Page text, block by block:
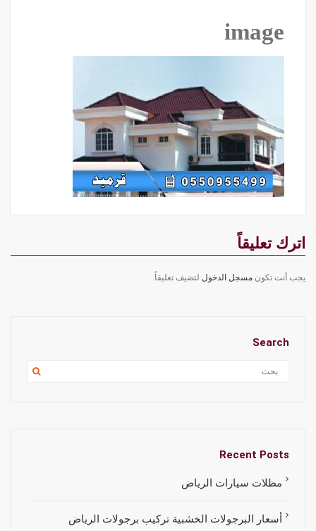
image
اترك تعليقاً
يجب أنت تكون مسجل الدخول لتضيف تعليقاً.
Search
Recent Posts
مظلات سيارات الرياض
أسعار البرجولات الخشبية تركيب برجولات الرياض